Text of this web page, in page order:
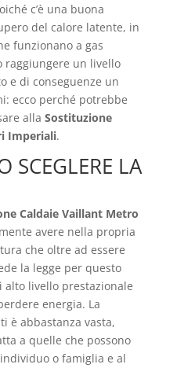
c’è una buona
del calore latente, in
funzionano a gas
raggiungere un livello
e di conseguenze un
ecco perché potrebbe
alla Sostituzione
Imperiali.
SCEGLERE LA
Caldaie Vaillant Metro
avere nella propria
che oltre ad essere
la legge per questo
livello prestazionale
energia. La
è abbastanza vasta,
a quelle che possono
o famiglia e al